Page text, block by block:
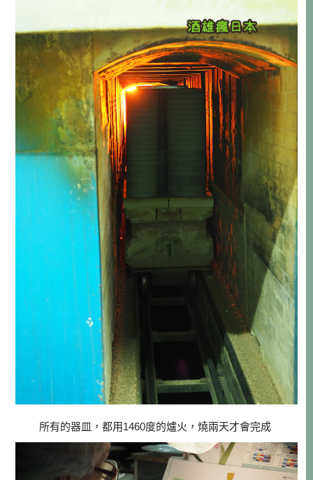
所有的器皿，都用1460度的爐火，燒兩天才會完成